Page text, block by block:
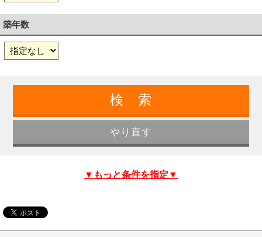
築年数
▼もっと条件を指定▼